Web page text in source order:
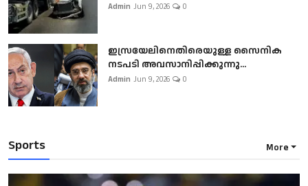
Admin Jun 9, 2026 0
ഇസ്രയേലിനെതിരെയുള്ള സൈനിക
നടപടി അവസാനിപ്പിക്കുന്നു...
Admin Jun 9, 2026 0
Sports More